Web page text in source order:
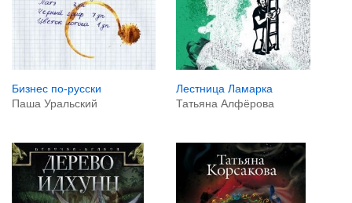
Бизнес по-русски
Паша Уральский
Лестница Ламарка
Татьяна Алфёрова